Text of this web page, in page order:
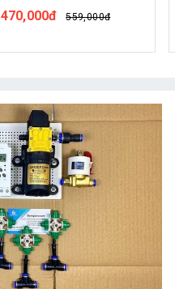
đôi 96w time
820,000đ 939,000đ